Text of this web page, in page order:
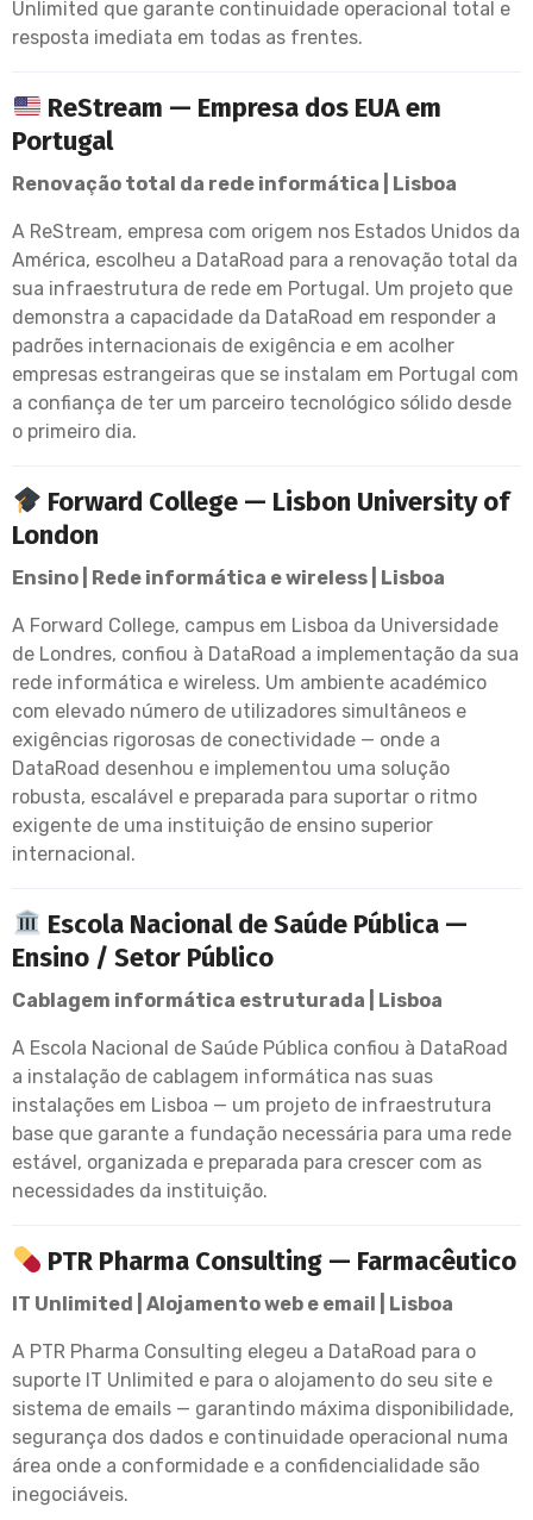
Unlimited que garante continuidade operacional total e
resposta imediata em todas as frentes.
ReStream — Empresa dos EUA em
Portugal
Renovação total da rede informática | Lisboa
A ReStream, empresa com origem nos Estados Unidos da
América, escolheu a DataRoad para a renovação total da
sua infraestrutura de rede em Portugal. Um projeto que
demonstra a capacidade da DataRoad em responder a
padrões internacionais de exigência e em acolher
empresas estrangeiras que se instalam em Portugal com
a confiança de ter um parceiro tecnológico sólido desde
o primeiro dia.
Forward College — Lisbon University of
London
Ensino | Rede informática e wireless | Lisboa
A Forward College, campus em Lisboa da Universidade
de Londres, confiou à DataRoad a implementação da sua
rede informática e wireless. Um ambiente académico
com elevado número de utilizadores simultâneos e
exigências rigorosas de conectividade — onde a
DataRoad desenhou e implementou uma solução
robusta, escalável e preparada para suportar o ritmo
exigente de uma instituição de ensino superior
internacional.
Escola Nacional de Saúde Pública —
Ensino / Setor Público
Cablagem informática estruturada | Lisboa
A Escola Nacional de Saúde Pública confiou à DataRoad
a instalação de cablagem informática nas suas
instalações em Lisboa — um projeto de infraestrutura
base que garante a fundação necessária para uma rede
estável, organizada e preparada para crescer com as
necessidades da instituição.
PTR Pharma Consulting — Farmacêutico
IT Unlimited | Alojamento web e email | Lisboa
A PTR Pharma Consulting elegeu a DataRoad para o
suporte IT Unlimited e para o alojamento do seu site e
sistema de emails — garantindo máxima disponibilidade,
segurança dos dados e continuidade operacional numa
área onde a conformidade e a confidencialidade são
inegociáveis.